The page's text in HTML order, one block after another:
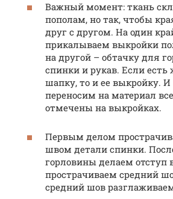
Важный момент: ткань
пополам, но так, чтобы
друг с другом. На один
прикалываем выкройки
на другой – обтачку для
спинки и рукав. Если
шапку, то и ее выкройку. И
переносим на материал
отмечены на выкройках.
Первым делом
швом детали спинки.
горловины делаем отступ
прострачиваем средний
средний шов